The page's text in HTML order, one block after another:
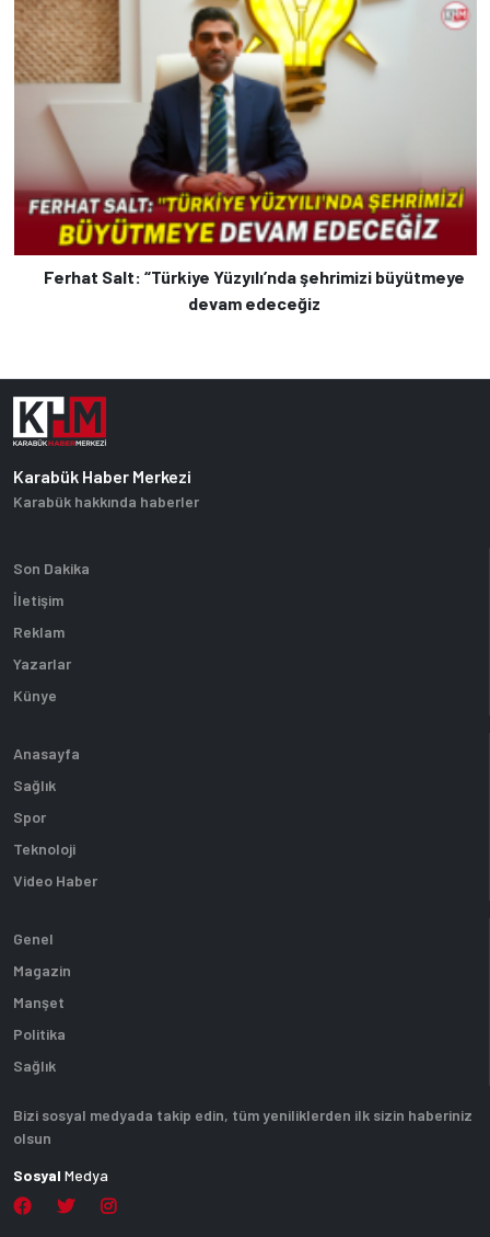
Ferhat Salt: “Türkiye Yüzyılı’nda şehrimizi büyütmeye
devam edeceğiz
Karabük Haber Merkezi
Karabük hakkında haberler
Son Dakika
İletişim
Reklam
Yazarlar
Künye
Anasayfa
Sağlık
Spor
Teknoloji
Video Haber
Genel
Magazin
Manşet
Politika
Sağlık
Bizi sosyal medyada takip edin, tüm yeniliklerden ilk sizin haberiniz
olsun
Sosyal Medya